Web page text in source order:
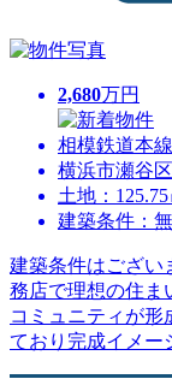
2,680万円
相模鉄道本
横浜市瀬谷
土地：
建築条件：無
建築条件はござい
務店で理想の住ま
コミュニティが形
ており完成イメー